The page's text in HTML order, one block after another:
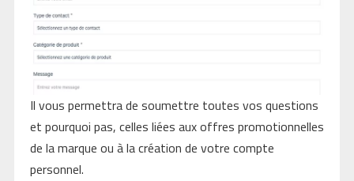
Il vous permettra de soumettre toutes vos questions
et pourquoi pas, celles liées aux offres promotionnelles
de la marque ou à la création de votre compte
personnel.